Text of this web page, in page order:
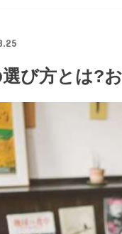
び方とは?